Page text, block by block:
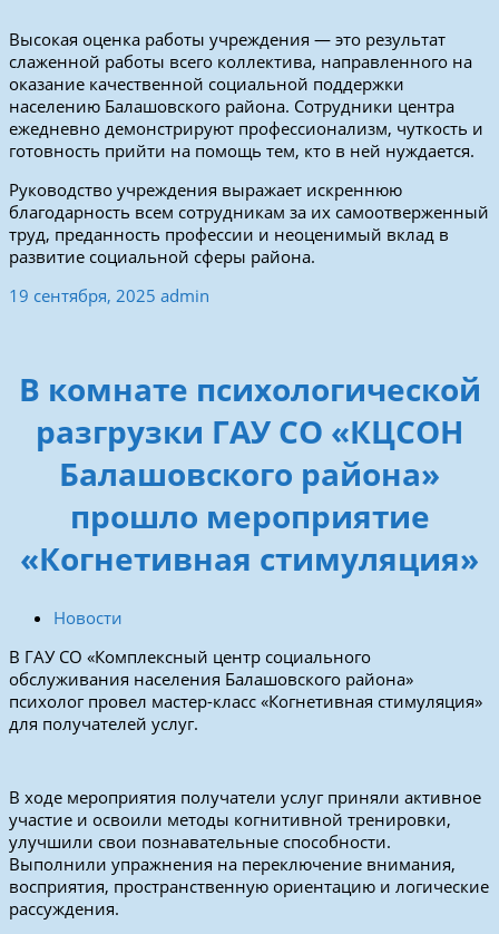
Высокая оценка работы учреждения — это результат
слаженной работы всего коллектива, направленного на
оказание качественной социальной поддержки
населению Балашовского района. Сотрудники центра
ежедневно демонстрируют профессионализм, чуткость и
готовность прийти на помощь тем, кто в ней нуждается.
Руководство учреждения выражает искреннюю
благодарность всем сотрудникам за их самоотверженный
труд, преданность профессии и неоценимый вклад в
развитие социальной сферы района.
19 сентября, 2025 admin
В комнате психологической
разгрузки ГАУ СО «КЦСОН
Балашовского района»
прошло мероприятие
«Когнетивная стимуляция»
Новости
В ГАУ СО «Комплексный центр социального
обслуживания населения Балашовского района»
психолог провел мастер-класс «Когнетивная стимуляция»
для получателей услуг.
В ходе мероприятия получатели услуг приняли активное
участие и освоили методы когнитивной тренировки,
улучшили свои познавательные способности.
Выполнили упражнения на переключение внимания,
восприятия, пространственную ориентацию и логические
рассуждения.